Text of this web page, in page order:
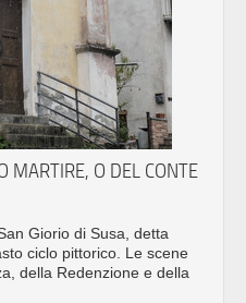
MARTIRE, O DEL CONTE
Giorio di Susa, detta
ciclo pittorico. Le scene
della Redenzione e della